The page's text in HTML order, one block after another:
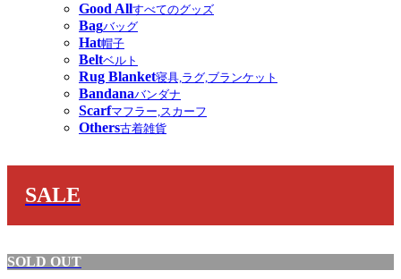
Good Allすべてのグッズ
Bagバッグ
Hat帽子
Beltベルト
Rug Blanket寝具,ラグ,ブランケット
Bandanaバンダナ
Scarfマフラー,スカーフ
Others古着雑貨
SALE
SOLD OUT